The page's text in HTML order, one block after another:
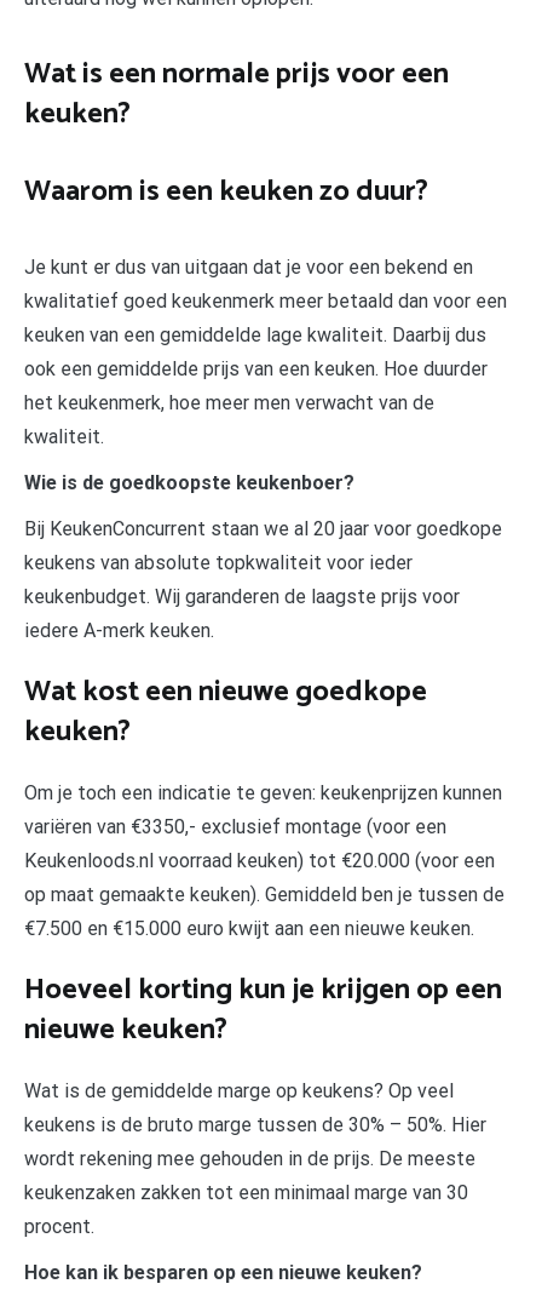
Wat is een normale prijs voor een
keuken?
Waarom is een keuken zo duur?
Je kunt er dus van uitgaan dat je voor een bekend en
kwalitatief goed keukenmerk meer betaald dan voor een
keuken van een gemiddelde lage kwaliteit. Daarbij dus
ook een gemiddelde prijs van een keuken. Hoe duurder
het keukenmerk, hoe meer men verwacht van de
kwaliteit.
Wie is de goedkoopste keukenboer?
Bij KeukenConcurrent staan we al 20 jaar voor goedkope
keukens van absolute topkwaliteit voor ieder
keukenbudget. Wij garanderen de laagste prijs voor
iedere A-merk keuken.
Wat kost een nieuwe goedkope
keuken?
Om je toch een indicatie te geven: keukenprijzen kunnen
variëren van €3350,- exclusief montage (voor een
Keukenloods.nl voorraad keuken) tot €20.000 (voor een
op maat gemaakte keuken). Gemiddeld ben je tussen de
€7.500 en €15.000 euro kwijt aan een nieuwe keuken.
Hoeveel korting kun je krijgen op een
nieuwe keuken?
Wat is de gemiddelde marge op keukens? Op veel
keukens is de bruto marge tussen de 30% – 50%. Hier
wordt rekening mee gehouden in de prijs. De meeste
keukenzaken zakken tot een minimaal marge van 30
procent.
Hoe kan ik besparen op een nieuwe keuken?